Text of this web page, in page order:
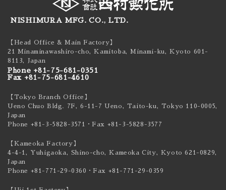
NISHIMURA MFG. CO., LTD.
【Head Office & Main Factory】
21 Minaminawashiro-cho, Kamitoba, Minami-ku,Kyoto 601-
8113, Japan
Phone +81-75-681-0351
Fax +81-75-681-4610
【Tokyo Branch Office】
Ueno Chuo Bldg. 7F, 6-11-7 Ueno, Taito-ku, Tokyo 110-0005,
Japan
Phone +81-3-5828-3571
・Fax +81-3-5828-3577
【Kameoka Factory】
4-4-1, Yuhigaoka, Shino-cho, Kameoka City, Kyoto 621-0829,
Japan
Phone +81-771-29-0360 ・Fax +81-771-29-0359